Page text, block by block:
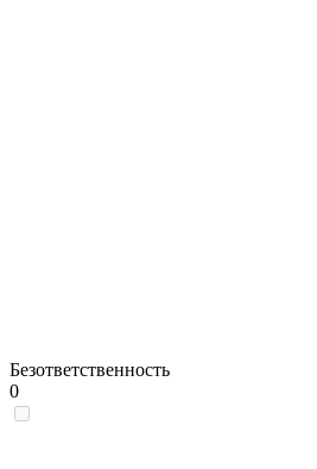
Безответственность
0